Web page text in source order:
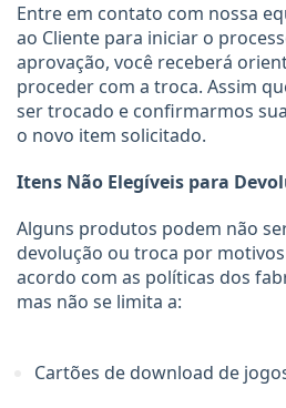
Entre em contato com nossa
ao Cliente para iniciar o
aprovação, você receberá
proceder com a troca. Assim
ser trocado e confirmarmos
o novo item solicitado.
Itens Não Elegíveis para
Alguns produtos podem não
devolução ou troca por
acordo com as políticas dos
mas não se limita a:
Cartões de download de